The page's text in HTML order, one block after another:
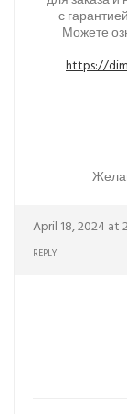
с
Можете
https://
April 18, 2024 at
REPLY